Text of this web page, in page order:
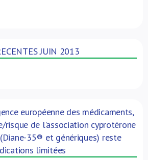
JUIN 2013
européenne des médicaments,
de l’association cyprotérone
35® et génériques) reste
limitées